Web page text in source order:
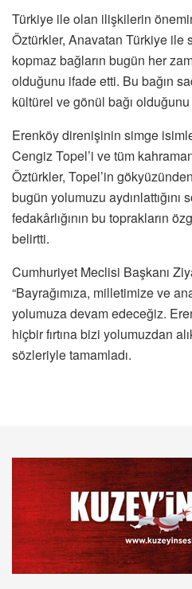
Türkiye ile olan ilişkilerin
Öztürkler, Anavatan Türkiye ile
kopmaz bağların bugün her
olduğunu ifade etti. Bu bağın
kültürel ve gönül bağı
Erenköy direnişinin simge
Cengiz Topel’i ve tüm
Öztürkler, Topel’in
bugün yolumuzu aydınlattığını
fedakârlığının bu toprakların
belirtti.
Cumhuriyet Meclisi Başkanı
“Bayrağımıza, milletimize ve
yolumuza devam edeceğiz.
hiçbir fırtına bizi yolumuzdan
sözleriyle tamamladı.